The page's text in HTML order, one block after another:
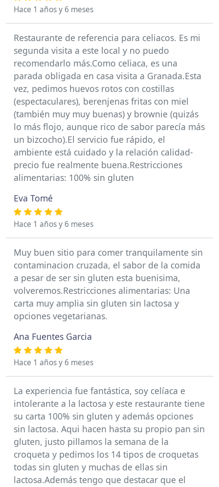
Hace 1 años y 6 meses
Restaurante de referencia para celiacos. Es mi
segunda visita a este local y no puedo
recomendarlo más.Como celiaca, es una
parada obligada en casa visita a Granada.Esta
vez, pedimos huevos rotos con costillas
(espectaculares), berenjenas fritas con miel
(también muy muy buenas) y brownie (quizás
lo más flojo, aunque rico de sabor parecía más
un bizcocho).El servicio fue rápido, el
ambiente está cuidado y la relación calidad-
precio fue realmente buena.Restricciones
alimentarias: 100% sin gluten
Eva Tomé
Hace 1 años y 6 meses
Muy buen sitio para comer tranquilamente sin
contaminacion cruzada, el sabor de la comida
a pesar de ser sin gluten esta buenisima,
volveremos.Restricciones alimentarias: Una
carta muy amplia sin gluten sin lactosa y
opciones vegetarianas.
Ana Fuentes Garcia
Hace 1 años y 6 meses
La experiencia fue fantástica, soy celíaca e
intolerante a la lactosa y este restaurante tiene
su carta 100% sin gluten y además opciones
sin lactosa. Aqui hacen hasta su propio pan sin
gluten, justo pillamos la semana de la
croqueta y pedimos los 14 tipos de croquetas
todas sin gluten y muchas de ellas sin
lactosa.Además tengo que destacar que el